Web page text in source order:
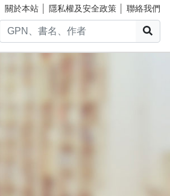
關於本站 隱私權及安全政策 聯絡我們